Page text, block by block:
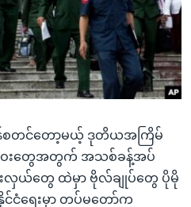
ြန်စတင်တော့မယ့် ဒုတိယအကြိမ်
းတွေအတွက် အသစ်ခန့်အပ်
ယ်တွေ ထဲမှာ ဗိုလ်ချုပ်တွေ ပိုမို
ငံရေးမှာ တပ်မတော်က